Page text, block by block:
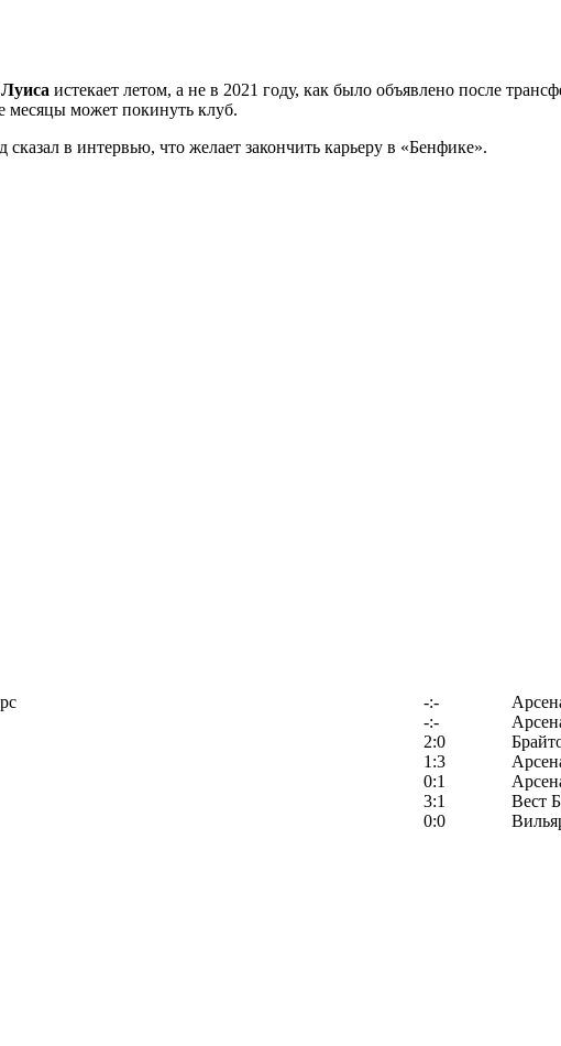
истекает летом, а не в 2021 году, как было объявлено после
месяцы может покинуть клуб.
в интервью, что желает закончить карьеру в «Бенфике».
-:-
-:-
2:0
1:3
0:1
3:1
Вест
0:0